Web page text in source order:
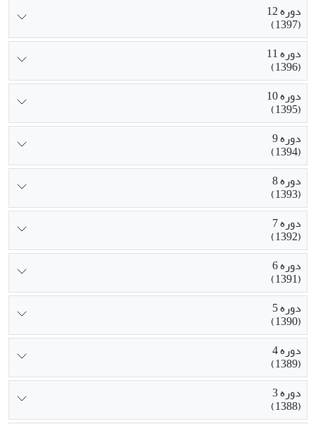
دوره 12
(1397)
دوره 11
(1396)
دوره 10
(1395)
دوره 9
(1394)
دوره 8
(1393)
دوره 7
(1392)
دوره 6
(1391)
دوره 5
(1390)
دوره 4
(1389)
دوره 3
(1388)